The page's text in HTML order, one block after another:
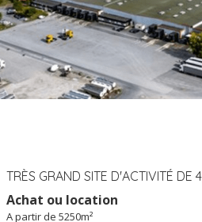
Achat ou location
A partir de 5250m²